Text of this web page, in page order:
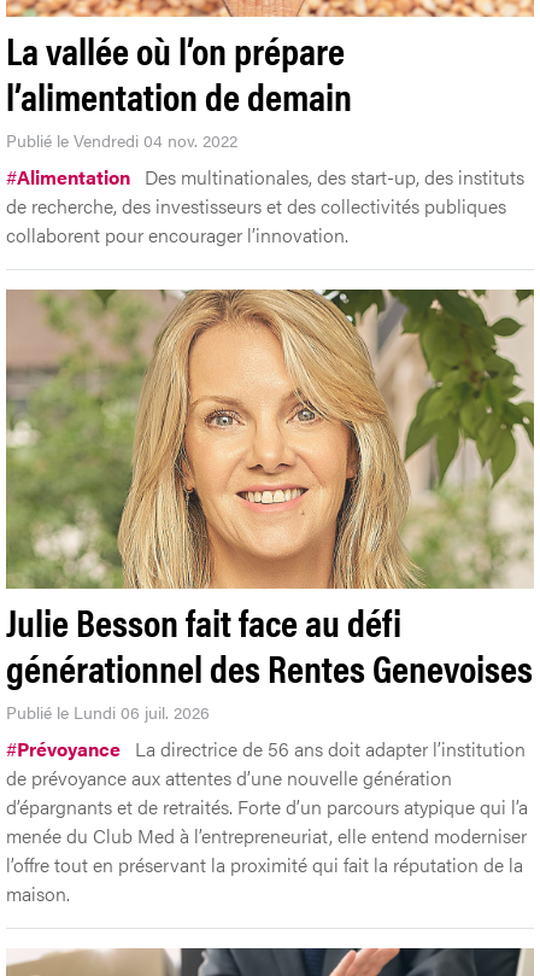
La vallée où l’on prépare
l’alimentation de demain
Publié le Vendredi 04 nov. 2022
#Alimentation Des multinationales, des start-up, des instituts
de recherche, des investisseurs et des collectivités publiques
collaborent pour encourager l’innovation.
Julie Besson fait face au défi
générationnel des Rentes Genevoises
Publié le Lundi 06 juil. 2026
#Prévoyance La directrice de 56 ans doit adapter l’institution
de prévoyance aux attentes d’une nouvelle génération
d’épargnants et de retraités. Forte d’un parcours atypique qui l’a
menée du Club Med à l’entrepreneuriat, elle entend moderniser
l’offre tout en préservant la proximité qui fait la réputation de la
maison.